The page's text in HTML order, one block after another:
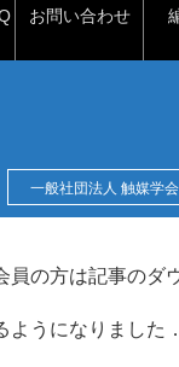
お問い合わせ
一般社団法人 触媒学会
員の方は記事のダ
うになりました